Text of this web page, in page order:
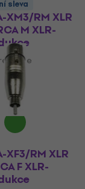
XM3/RM XLR
M XLR-
sleva
XF3/RM XLR
F XLR-